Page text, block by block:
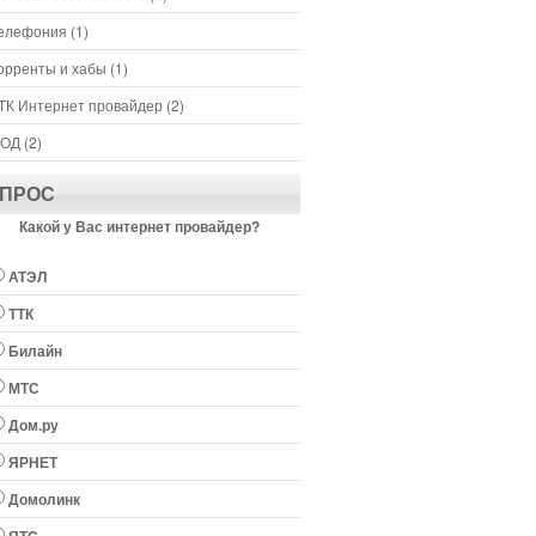
(1)
и хабы (1)
Интернет провайдер (2)
(2)
Какой у Вас интернет провайдер?
АТЭЛ
ТТК
Билайн
МТС
Дом.ру
ЯРНЕТ
Домолинк